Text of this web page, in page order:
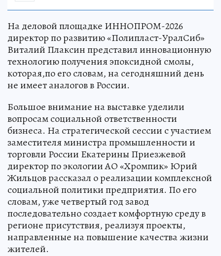
На деловой площадке ИННОПРОМ-2026
директор по развитию «Полипласт-УралСиб»
Виталий Плаксин представил инновационную
технологию получения эпоксидной смолы,
которая,по его словам, на сегодняшний день
не имеет аналогов в России.
Большое внимание на выставке уделили
вопросам социальной ответственности
бизнеса. На стратегической сессии с участием
заместителя министра промышленности и
торговли России Екатерины Приезжевой
директор по экологии АО «Хромпик» Юрий
Жильцов рассказал о реализации комплексной
социальной политики предприятия. По его
словам, уже четвертый год завод
последовательно создает комфортную среду в
регионе присутствия, реализуя проекты,
направленные на повышение качества жизни
жителей.